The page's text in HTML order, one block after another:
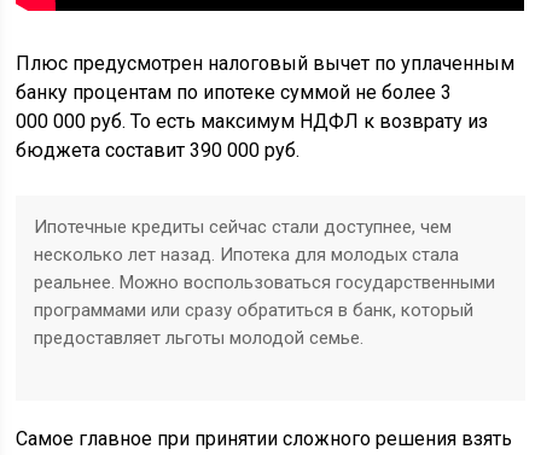
Плюс предусмотрен налоговый вычет по уплаченным
банку процентам по ипотеке суммой не более 3
000 000 руб. То есть максимум НДФЛ к возврату из
бюджета составит 390 000 руб.
Ипотечные кредиты сейчас стали доступнее, чем
несколько лет назад. Ипотека для молодых стала
реальнее. Можно воспользоваться государственными
программами или сразу обратиться в банк, который
предоставляет льготы молодой семье.
Самое главное при принятии сложного решения взять